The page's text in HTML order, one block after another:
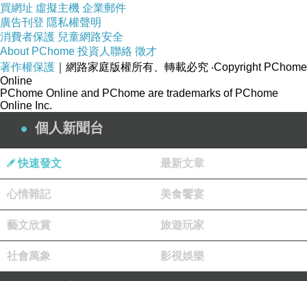
買網址 虛擬主機 企業郵件
廣告刊登 隱私權聲明
消費者保護 兒童網路安全
About PChome 投資人聯絡 徵才
著作權保護 ｜網路家庭版權所有、轉載必究 ‧Copyright PChome
Online
PChome Online and PChome are trademarks of PChome
Online Inc.
個人新聞台
快速發文 最新文章
心情雜記 美食饗宴
藝文欣賞 旅遊玩家
社會萬象 影視娛樂